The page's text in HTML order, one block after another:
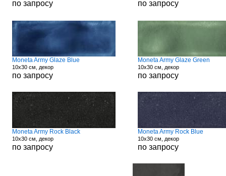
по запросу по запросу
Moneta Army Glaze Blue
10x30 см, декор
по запросу
Moneta Army Glaze Green
10x30 см, декор
по запросу
Moneta Army Rock Black
10x30 см, декор
по запросу
Moneta Army Rock Blue
10x30 см, декор
по запросу